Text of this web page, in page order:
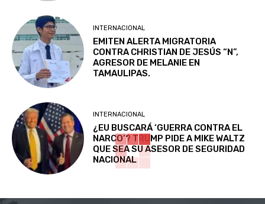
INTERNACIONAL
EMITEN ALERTA MIGRATORIA
CONTRA CHRISTIAN DE JESÚS “N”,
AGRESOR DE MELANIE EN
TAMAULIPAS.
INTERNACIONAL
¿EU BUSCARÁ ‘GUERRA CONTRA EL
NARCO’? TRUMP PIDE A MIKE WALTZ
QUE SEA SU ASESOR DE SEGURIDAD
NACIONAL